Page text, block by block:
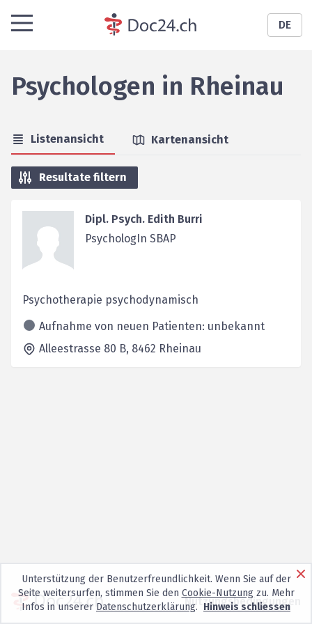
DE
Psychologen in Rheinau
Listenansicht Kartenansicht
Resultate filtern
Dipl. Psych. Edith Burri
PsychologIn SBAP
Psychotherapie psychodynamisch
Aufnahme von neuen Patienten: unbekannt
Alleestrasse 80 B, 8462 Rheinau
Nutzungsbedingungen
Unterstützung der Benutzerfreundlichkeit. Wenn Sie auf der
Seite weitersurfen, stimmen Sie den Cookie-Nutzungzu. Mehr
Infos in unserer Datenschutzerklärung. Hinweis schliessen